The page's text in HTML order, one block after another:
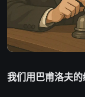
我们用巴甫洛夫的